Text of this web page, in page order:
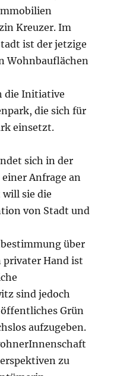
Kreuzer. Im
ist der jetzige
Wohnbauflächen
die Initiative
die sich für
einsetzt.
sich in der
Anfrage an
sie die
von Stadt und
über
privater Hand ist
sind jedoch
Grün
aufzugeben.
zu